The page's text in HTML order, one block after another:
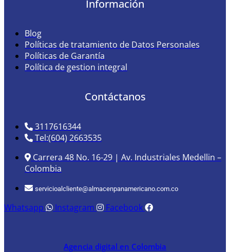
Información
Blog
Políticas de tratamiento de Datos Personales
Políticas de Garantía
Política de gestion integral
Contáctanos
3117616344
Tel:(604) 2663535
Carrera 48 No. 16-29 | Av. Industriales Medellin –
Colombia
servicioalcliente@almacenpanamericano.com.co
Whatsapp Instagram Facebook
Agencia digital en Colombia